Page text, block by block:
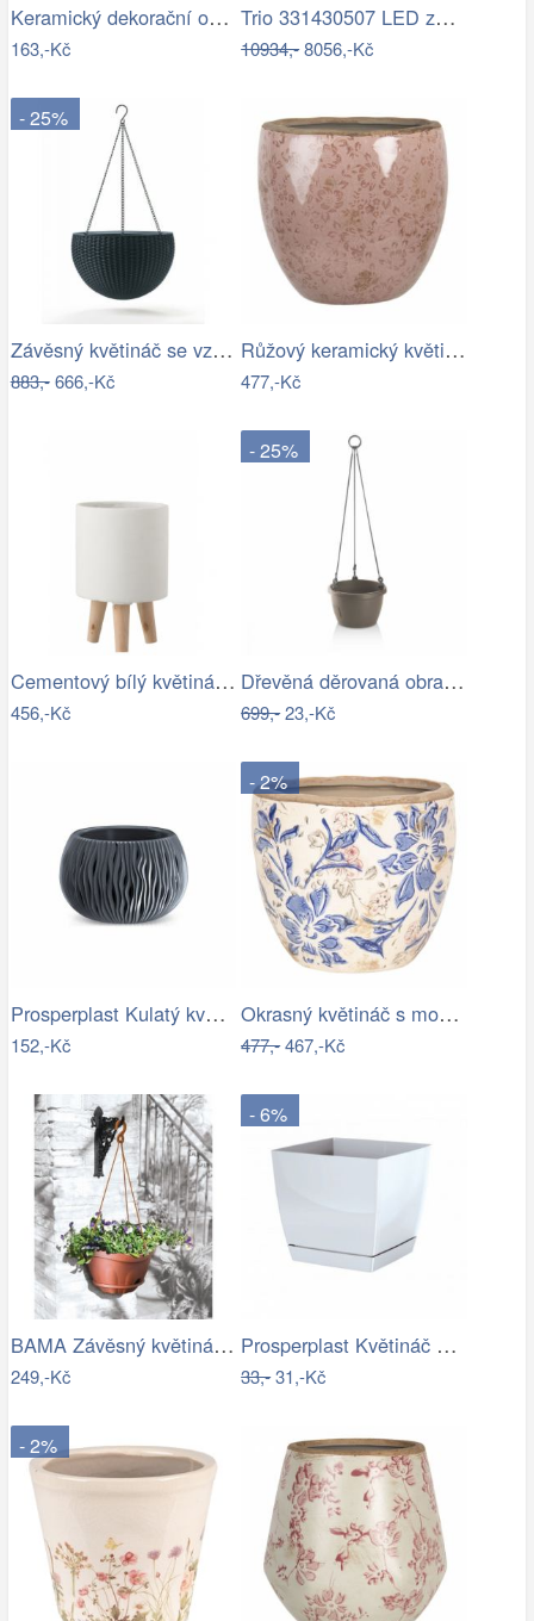
Keramický dekorační obal na květináč s…
163,-Kč
Trio 331430507 LED závěsné stropní…
10934,-8056,-Kč
- 25%
Závěsný květináč se vzorem- RJ
883,-666,-Kč
Růžový keramický květináč s popraskáním…
477,-Kč
Cementový bílý květináč na dřevěných…
456,-Kč
- 25%
Dřevěná děrovaná obracečka TORO 30cm
699,-23,-Kč
Prosperplast Kulatý květináč s vkladem …
152,-Kč
- 2%
Okrasný květináč s modrými květy - Ø 18…
477,-467,-Kč
BAMA Závěsný květináč GONDOLA TR, 28cm
249,-Kč
- 6%
Prosperplast Květináč Coubi Square s…
33,-31,-Kč
- 2%